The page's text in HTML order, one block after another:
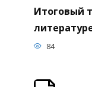
Итоговый
84